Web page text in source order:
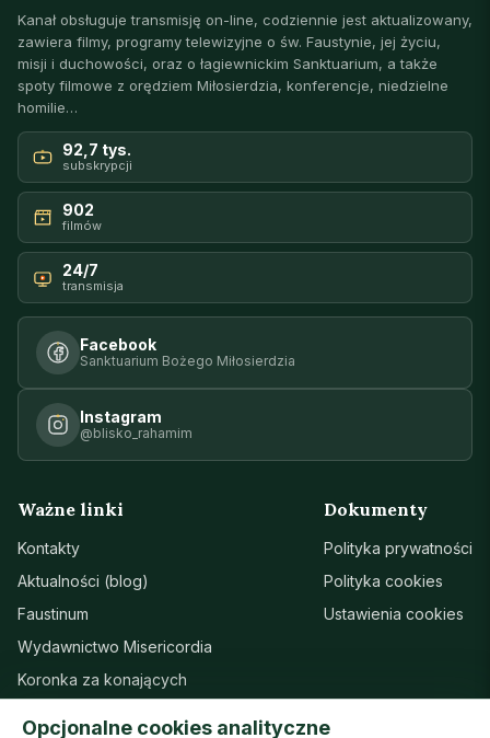
Kanał obsługuje transmisję on-line, codziennie jest aktualizowany,
zawiera filmy, programy telewizyjne o św. Faustynie, jej życiu,
misji i duchowości, oraz o łagiewnickim Sanktuarium, a także
spoty filmowe z orędziem Miłosierdzia, konferencje, niedzielne
homilie…
92,7 tys.
subskrypcji
902
filmów
24/7
transmisja
Facebook
Sanktuarium Bożego Miłosierdzia
Instagram
@blisko_rahamim
Ważne linki
Kontakty
Aktualności (blog)
Faustinum
Wydawnictwo Misericordia
Koronka za konających
Dokumenty
Polityka prywatności
Polityka cookies
Ustawienia cookies
Opcjonalne cookies analityczne